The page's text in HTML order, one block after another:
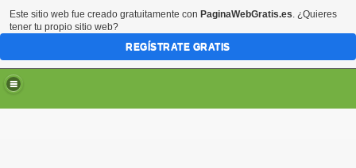
Este sitio web fue creado gratuitamente con PaginaWebGratis.es. ¿Quieres
tener tu propio sitio web?
REGÍSTRATE GRATIS